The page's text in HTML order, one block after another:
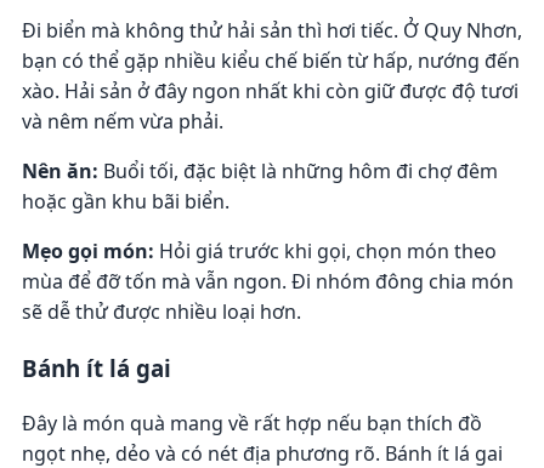
Đi biển mà không thử hải sản thì hơi tiếc. Ở Quy Nhơn,
bạn có thể gặp nhiều kiểu chế biến từ hấp, nướng đến
xào. Hải sản ở đây ngon nhất khi còn giữ được độ tươi
và nêm nếm vừa phải.
Nên ăn: Buổi tối, đặc biệt là những hôm đi chợ đêm
hoặc gần khu bãi biển.
Mẹo gọi món: Hỏi giá trước khi gọi, chọn món theo
mùa để đỡ tốn mà vẫn ngon. Đi nhóm đông chia món
sẽ dễ thử được nhiều loại hơn.
Bánh ít lá gai
Đây là món quà mang về rất hợp nếu bạn thích đồ
ngọt nhẹ, dẻo và có nét địa phương rõ. Bánh ít lá gai